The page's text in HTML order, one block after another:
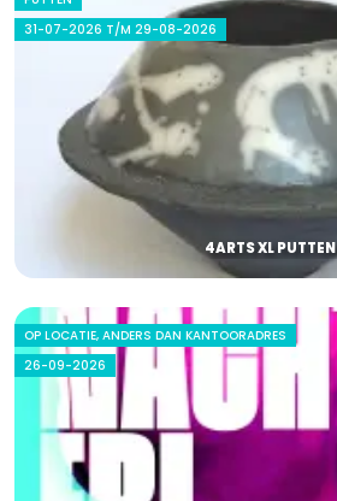
31-07-2026 T/M 29-08-2026
4ARTS XL PUTTEN
OP LOCATIE, ANDERS DAN KANTOORADRES
26-09-2026